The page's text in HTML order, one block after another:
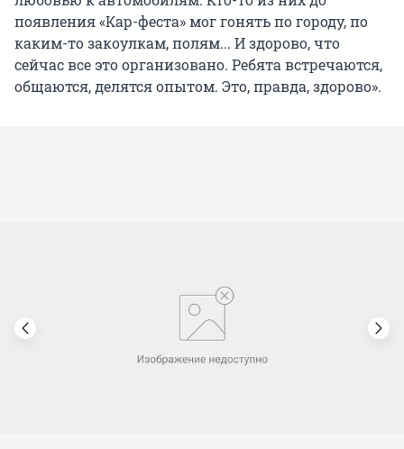
появления «Кар-феста» мог гонять по городу, по
каким-то закоулкам, полям... И здорово, что
сейчас все это организовано. Ребята встречаются,
общаются, делятся опытом. Это, правда, здорово».